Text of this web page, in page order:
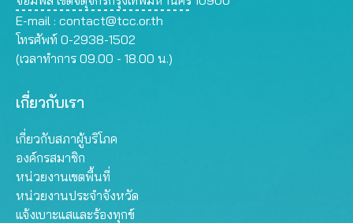
E-mail : contact@tcc.or.th
โทรศัพท์ 0-2938-1502
(เวลาทำการ 09.00 - 18.00 น.)
เกี่ยวกับเรา
เกี่ยวกับสภาผู้บริโภค
องค์กรสมาชิก
หน่วยงานเขตพื้นที่
หน่วยงานประจำจังหวัด
แจ้งเบาะแสและร้องทุกข์